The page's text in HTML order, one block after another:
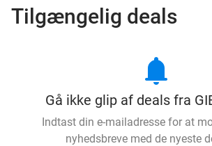
Tilgængelig deals
notifications
Gå ikke glip af deals fra
Indtast din e-mailadresse for at
nyhedsbreve med de nyeste